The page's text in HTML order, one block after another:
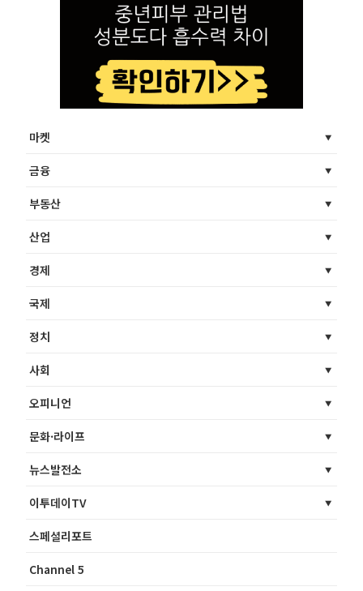
마켓
금융
부동산
산업
경제
국제
정치
사회
오피니언
문화·라이프
뉴스발전소
이투데이TV
스페셜리포트
Channel 5